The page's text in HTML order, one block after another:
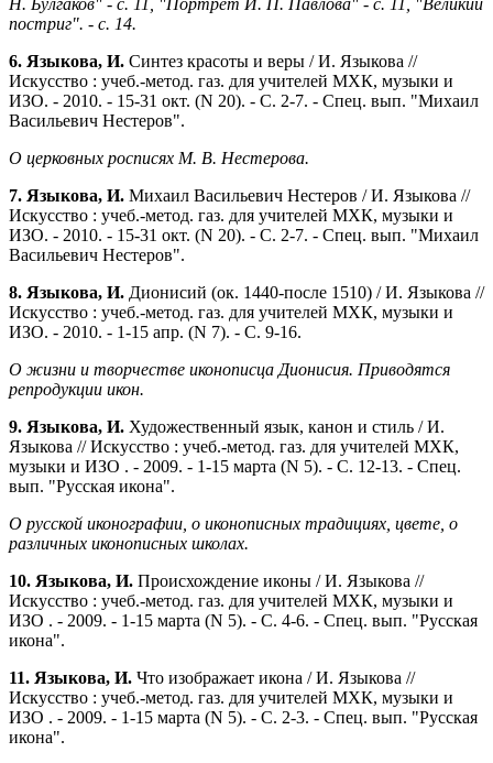
постриг". - с. 14.
6. Языкова, И. Синтез красоты и веры / И. Языкова //
Искусство : учеб.-метод. газ. для учителей МХК, музыки и
ИЗО. - 2010. - 15-31 окт. (N 20). - С. 2-7. - Спец. вып. "Михаил
Васильевич Нестеров".
О церковных росписях М. В. Нестерова.
7. Языкова, И. Михаил Васильевич Нестеров / И. Языкова //
Искусство : учеб.-метод. газ. для учителей МХК, музыки и
ИЗО. - 2010. - 15-31 окт. (N 20). - С. 2-7. - Спец. вып. "Михаил
Васильевич Нестеров".
8. Языкова, И. Дионисий (ок. 1440-после 1510) / И. Языкова //
Искусство : учеб.-метод. газ. для учителей МХК, музыки и
ИЗО. - 2010. - 1-15 апр. (N 7). - С. 9-16.
О жизни и творчестве иконописца Дионисия. Приводятся
репродукции икон.
9. Языкова, И. Художественный язык, канон и стиль / И.
Языкова // Искусство : учеб.-метод. газ. для учителей МХК,
музыки и ИЗО . - 2009. - 1-15 марта (N 5). - С. 12-13. - Спец.
вып. "Русская икона".
О русской иконографии, о иконописных традициях, цвете, о
различных иконописных школах.
10. Языкова, И. Происхождение иконы / И. Языкова //
Искусство : учеб.-метод. газ. для учителей МХК, музыки и
ИЗО . - 2009. - 1-15 марта (N 5). - С. 4-6. - Спец. вып. "Русская
икона".
11. Языкова, И. Что изображает икона / И. Языкова //
Искусство : учеб.-метод. газ. для учителей МХК, музыки и
ИЗО . - 2009. - 1-15 марта (N 5). - С. 2-3. - Спец. вып. "Русская
икона".